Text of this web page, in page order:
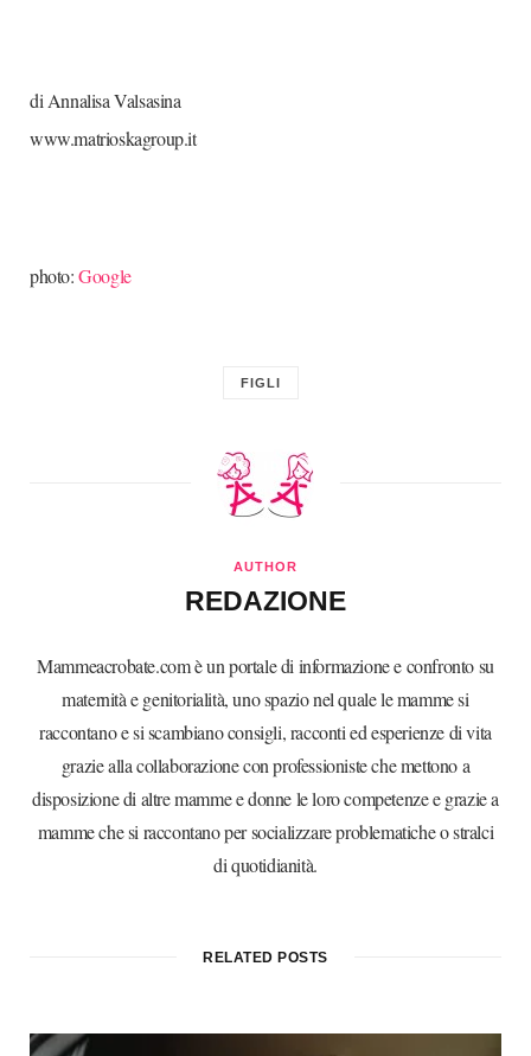
di Annalisa Valsasina
www.matrioskagroup.it
photo:Google
FIGLI
AUTHOR
REDAZIONE
Mammeacrobate.com è un portale di informazione e confronto su
maternità e genitorialità, uno spazio nel quale le mamme si
raccontano e si scambiano consigli, racconti ed esperienze di vita
grazie alla collaborazione con professioniste che mettono a
disposizione di altre mamme e donne le loro competenze e grazie a
mamme che si raccontano per socializzare problematiche o stralci
di quotidianità.
RELATED POSTS